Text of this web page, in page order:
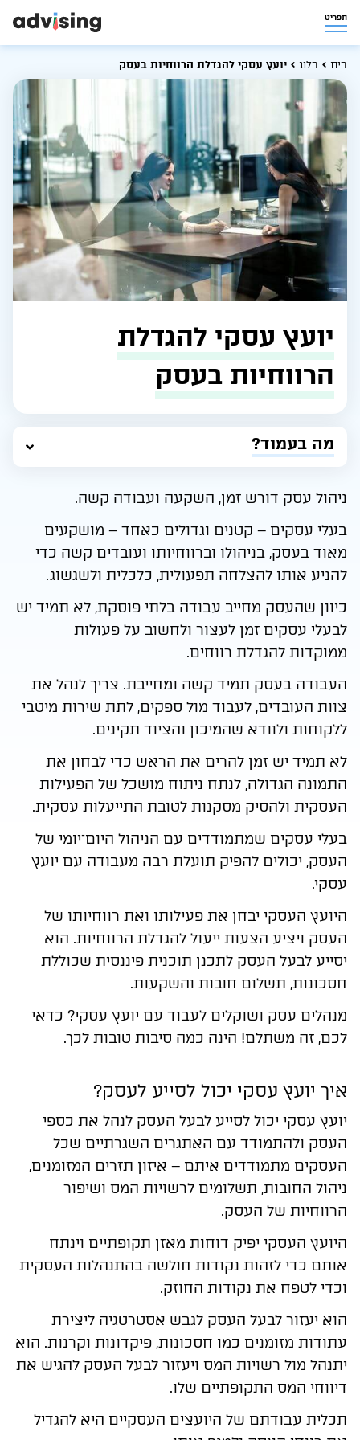
תפריט
בית בלוג יועץ עסקי להגדלת הרווחיות בעסק
יועץ עסקי להגדלת
הרווחיות בעסק
מה בעמוד?
ניהול עסק דורש זמן, השקעה ועבודה קשה.
בעלי עסקים – קטנים וגדולים כאחד – מושקעים
מאוד בעסק, בניהולו וברווחיותו ועובדים קשה כדי
להניע אותו להצלחה תפעולית, כלכלית ולשגשוג.
כיוון שהעסק מחייב עבודה בלתי פוסקת, לא תמיד יש
לבעלי עסקים זמן לעצור ולחשוב על פעולות
ממוקדות להגדלת רווחים.
העבודה בעסק תמיד קשה ומחייבת. צריך לנהל את
צוות העובדים, לעבוד מול ספקים, לתת שירות מיטבי
ללקוחות ולוודא שהמיכון והציוד תקינים.
לא תמיד יש זמן להרים את הראש כדי לבחון את
התמונה הגדולה, לנתח ניתוח מושכל של הפעילות
העסקית ולהסיק מסקנות לטובת התייעלות עסקית.
בעלי עסקים שמתמודדים עם הניהול היום־יומי של
העסק, יכולים להפיק תועלת רבה מעבודה עם יועץ
עסקי.
היועץ העסקי יבחן את פעילותו ואת רווחיותו של
העסק ויציע הצעות ייעול להגדלת הרווחיות. הוא
יסייע לבעל העסק לתכנן תוכנית פיננסית שכוללת
חסכונות, תשלום חובות והשקעות.
מנהלים עסק ושוקלים לעבוד עם יועץ עסקי? כדאי
לכם, זה משתלם! הינה כמה סיבות טובות לכך.
איך יועץ עסקי יכול לסייע לעסק?
יועץ עסקי יכול לסייע לבעל העסק לנהל את כספי
העסק ולהתמודד עם האתגרים השגרתיים שכל
העסקים מתמודדים איתם – איזון תזרים המזומנים,
ניהול החובות, תשלומים לרשויות המס ושיפור
הרווחיות של העסק.
היועץ העסקי יפיק דוחות מאזן תקופתיים וינתח
אותם כדי לזהות נקודות חולשה בהתנהלות העסקית
וכדי לטפח את נקודות החוזק.
הוא יעזור לבעל העסק לגבש אסטרטגיה ליצירת
עתודות מזומנים כמו חסכונות, פיקדונות וקרנות. הוא
יתנהל מול רשויות המס ויעזור לבעל העסק להגיש את
דיווחי המס התקופתיים שלו.
תכלית עבודתם של היועצים העסקיים היא להגדיל